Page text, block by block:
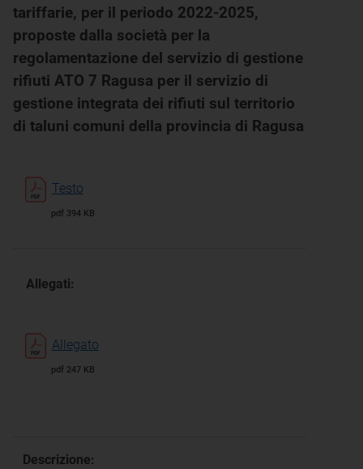
tariffarie, per il periodo 2022-2025,
proposte dalla società per la
regolamentazione del servizio di gestione
rifiuti ATO 7 Ragusa per il servizio di
gestione integrata dei rifiuti sul territorio
di taluni comuni della provincia di Ragusa
Testo
pdf 394 KB
Allegati:
Allegato
pdf 247 KB
Descrizione: